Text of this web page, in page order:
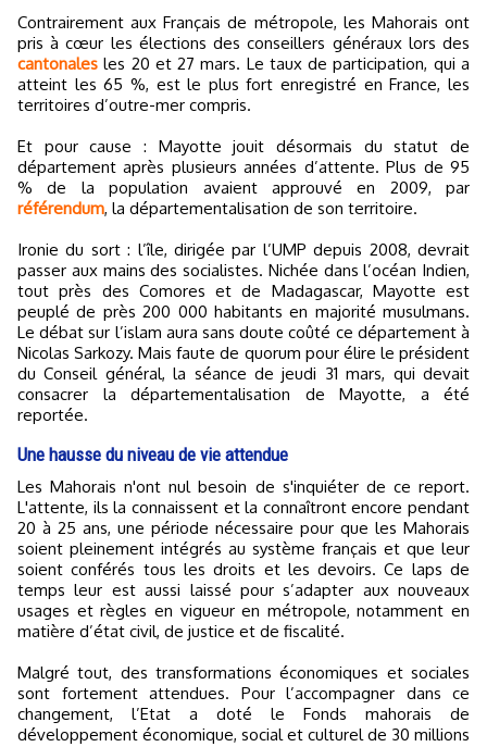
Contrairement aux Français de métropole, les Mahorais ont
pris à cœur les élections des conseillers généraux lors des
cantonales les 20 et 27 mars. Le taux de participation, qui a
atteint les 65 %, est le plus fort enregistré en France, les
territoires d’outre-mer compris.
Et pour cause : Mayotte jouit désormais du statut de
département après plusieurs années d’attente. Plus de 95
% de la population avaient approuvé en 2009, par
référendum, la départementalisation de son territoire.
Ironie du sort : l’île, dirigée par l’UMP depuis 2008, devrait
passer aux mains des socialistes. Nichée dans l’océan Indien,
tout près des Comores et de Madagascar, Mayotte est
peuplé de près 200 000 habitants en majorité musulmans.
Le débat sur l’islam aura sans doute coûté ce département à
Nicolas Sarkozy. Mais faute de quorum pour élire le président
du Conseil général, la séance de jeudi 31 mars, qui devait
consacrer la départementalisation de Mayotte, a été
reportée.
Une hausse du niveau de vie attendue
Les Mahorais n'ont nul besoin de s'inquiéter de ce report.
L'attente, ils la connaissent et la connaîtront encore pendant
20 à 25 ans, une période nécessaire pour que les Mahorais
soient pleinement intégrés au système français et que leur
soient conférés tous les droits et les devoirs. Ce laps de
temps leur est aussi laissé pour s’adapter aux nouveaux
usages et règles en vigueur en métropole, notamment en
matière d’état civil, de justice et de fiscalité.
Malgré tout, des transformations économiques et sociales
sont fortement attendues. Pour l’accompagner dans ce
changement, l’Etat a doté le Fonds mahorais de
développement économique, social et culturel de 30 millions